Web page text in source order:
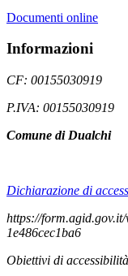
Documenti online
Informazioni
CF: 00155030919
P.IVA: 00155030919
Comune di Dualchi
Dichiarazione di
https://
1e486cec1ba6
Obiettivi di